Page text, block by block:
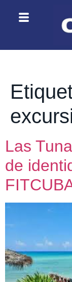
Las
de